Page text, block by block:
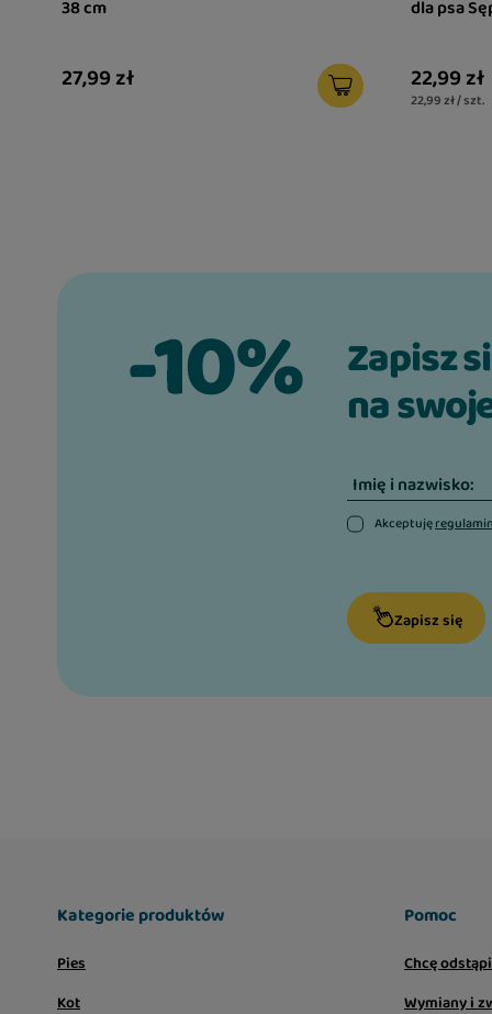
38 cm
27,99 zł
dla psa
22,99 zł
22,99 zł / szt.
-10% Zapisz
na
Imię i nazwisko:
Akceptuję
Zapisz się
Kategorie produktów
Pies
Kot
Pomoc
Chcę
Wymiany i